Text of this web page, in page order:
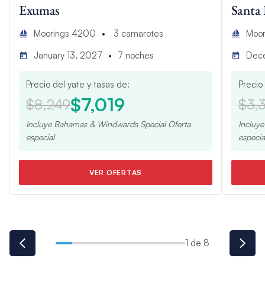
1 de 8
Exumas
Moorings 4200 3 camarotes
January 13, 2027
7 noches
Precio del yate y tasas de:
$8,249$7,019
Incluye Bahamas & Windwards SpecialOferta
especial
VER OFERTAS
Santa